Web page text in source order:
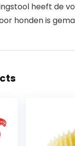
heeft de
honden is